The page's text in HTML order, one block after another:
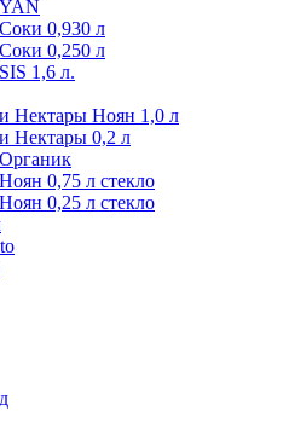
Соки 0,930 л
Соки 0,250 л
1,6 л.
Нектары Ноян 1,0 л
Нектары 0,2 л
0,75 л стекло
0,25 л стекло